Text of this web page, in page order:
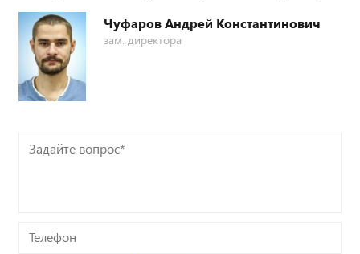
Чуфаров Андрей Константинович
зам. директора
Задайте
Телефон